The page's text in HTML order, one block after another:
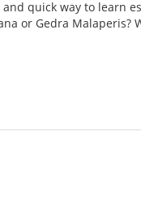
quick way to learn
or Gedra Malaperis?